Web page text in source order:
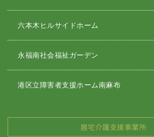
六本木ヒルサイドホーム
永福南社会福祉ガーデン
港区立障害者支援ホーム南麻布
居宅介護支援事業所